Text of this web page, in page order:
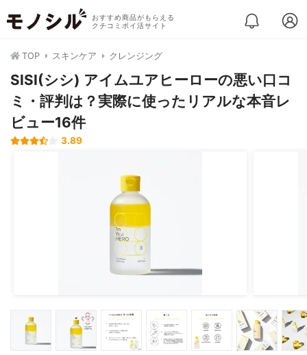
おすすめ商品がもらえる
クチコミポイ活サイト
TOP スキンケア クレンジング
SISI(シシ) アイムユアヒーローの悪い口コ
ミ・評判は？実際に使ったリアルな本音レ
ビュー16件
3.89